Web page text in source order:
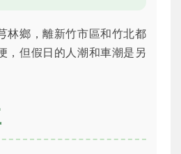
林鄉，離新竹市區和竹北都
，但假日的人潮和車潮是另